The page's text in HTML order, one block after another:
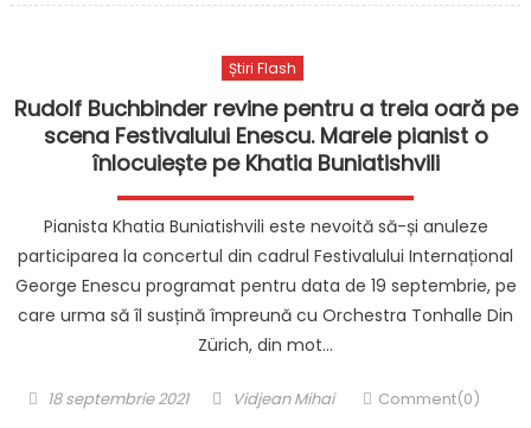
Știri Flash
Rudolf Buchbinder revine pentru a treia oară pe
scena Festivalului Enescu. Marele pianist o
înlocuiește pe Khatia Buniatishvili
Pianista Khatia Buniatishvili este nevoită să-și anuleze
participarea la concertul din cadrul Festivalului Internațional
George Enescu programat pentru data de 19 septembrie, pe
care urma să îl susțină împreună cu Orchestra Tonhalle Din
Zürich, din mot…
Posted
18 septembrie 2021 Author
Vidjean Mihai Comment(0)